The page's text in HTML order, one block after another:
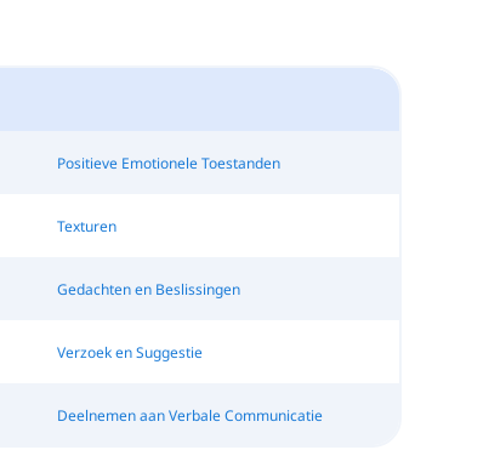
Positieve Emotionele Toestanden
Texturen
Gedachten en Beslissingen
Verzoek en Suggestie
Deelnemen aan Verbale Communicatie